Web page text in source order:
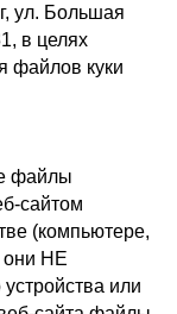
ул. Большая
в целях
файлов куки
файлы
сайтом
(компьютере,
они НЕ
или